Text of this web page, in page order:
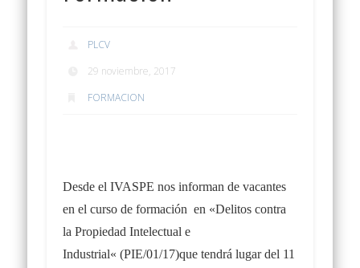
PLCV
29 noviembre, 2017
FORMACION
Desde el IVASPE nos informan de vacantes
en el curso de formación en «Delitos contra
la Propiedad Intelectual e
Industrial« (PIE/01/17)que tendrá lugardel 11